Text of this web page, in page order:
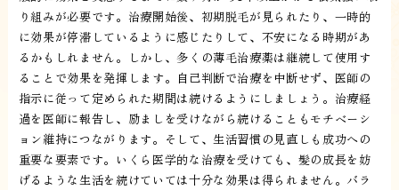
り組みが必要です。治療開始後、初期脱毛が見られたり、一時的
に効果が停滞しているように感じたりして、不安になる時期があ
るかもしれません。しかし、多くの薄毛治療薬は継続して使用す
ることで効果を発揮します。自己判断で治療を中断せず、医師の
指示に従って定められた期間は続けるようにしましょう。治療経
過を医師に報告し、励ましを受けながら続けることもモチベーシ
ョン維持につながります。そして、生活習慣の見直しも成功への
重要な要素です。いくら医学的な治療を受けても、髪の成長を妨
げるような生活を続けていては十分な効果は得られません。バラ